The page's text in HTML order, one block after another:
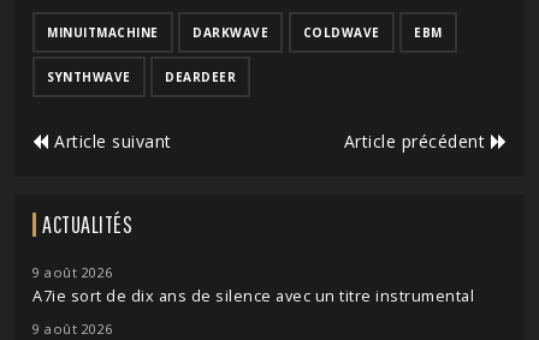
MINUITMACHINE DARKWAVE COLDWAVE EBM
SYNTHWAVE DEARDEER
Article suivant Article précédent
ACTUALITÉS
9 août 2026
A7ie sort de dix ans de silence avec un titre instrumental
9 août 2026